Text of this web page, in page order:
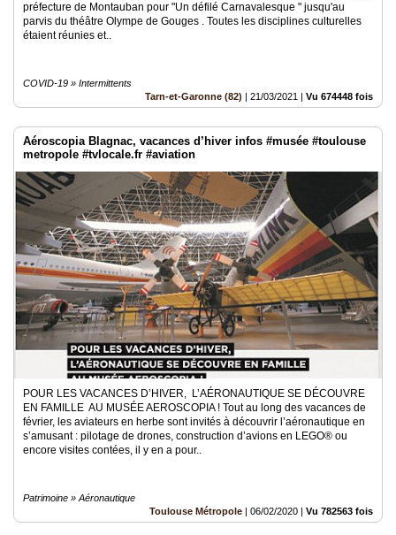
préfecture de Montauban pour "Un défilé Carnavalesque " jusqu'au
parvis du théâtre Olympe de Gouges . Toutes les disciplines culturelles
étaient réunies et..
COVID-19 » Intermittents
Tarn-et-Garonne (82) | 21/03/2021 | Vu 674448 fois
Aéroscopia Blagnac, vacances d’hiver infos #musée #toulouse
metropole #tvlocale.fr #aviation
POUR LES VACANCES D’HIVER, L’AÉRONAUTIQUE SE DÉCOUVRE
EN FAMILLE AU MUSÉE AEROSCOPIA ! Tout au long des vacances de
février, les aviateurs en herbe sont invités à découvrir l’aéronautique en
s’amusant : pilotage de drones, construction d’avions en LEGO® ou
encore visites contées, il y en a pour..
Patrimoine » Aéronautique
Toulouse Métropole | 06/02/2020 | Vu 782563 fois